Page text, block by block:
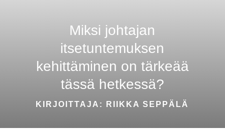
Miksi johtajan
itsetuntemuksen
kehittäminen on tärkeää
tässä hetkessä?
KIRJOITTAJA: RIIKKA SEPPÄLÄ